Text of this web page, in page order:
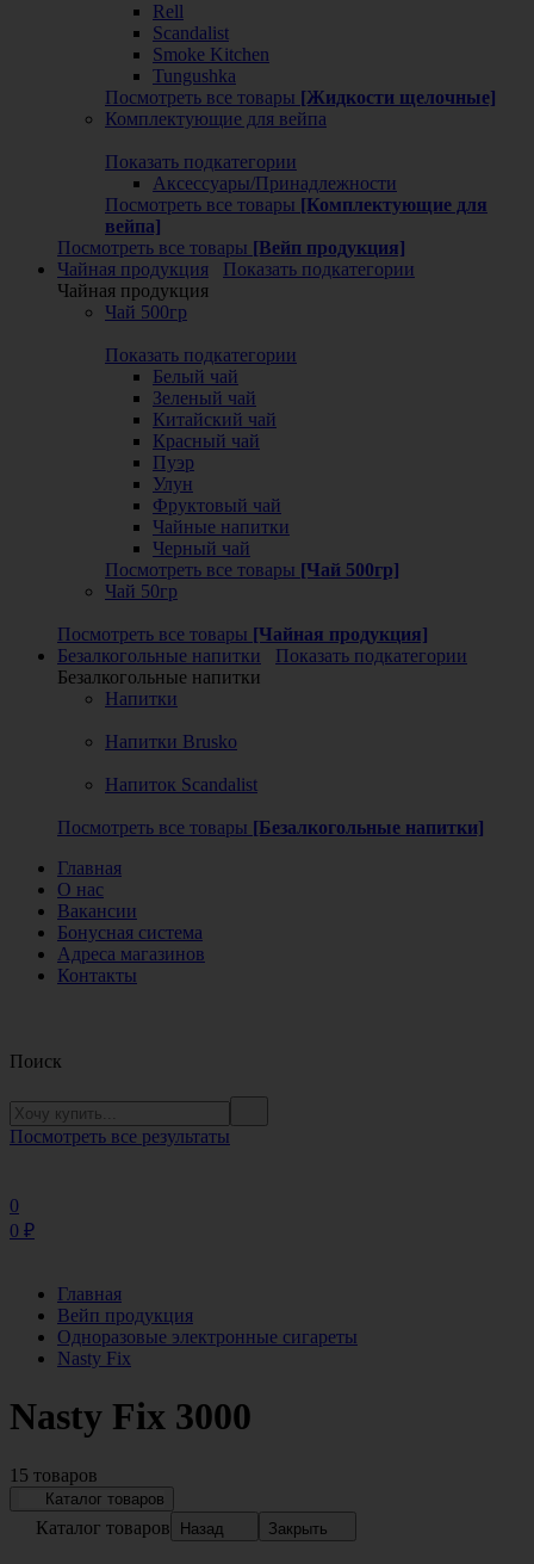
Rell
Scandalist
Smoke Kitchen
Tungushka
Посмотреть все товары [Жидкости щелочные]
Комплектующие для вейпа
Показать подкатегории
Аксессуары/Принадлежности
Посмотреть все товары [Комплектующие для
вейпа]
Посмотреть все товары [Вейп продукция]
Чайная продукция
Показать подкатегории
Чайная продукция
Чай 500гр
Показать подкатегории
Белый чай
Зеленый чай
Китайский чай
Красный чай
Пуэр
Улун
Фруктовый чай
Чайные напитки
Черный чай
Посмотреть все товары [Чай 500гр]
Чай 50гр
Посмотреть все товары [Чайная продукция]
Безалкогольные напитки
Показать подкатегории
Безалкогольные напитки
Напитки
Напитки Brusko
Напиток Scandalist
Посмотреть все товары [Безалкогольные напитки]
Главная
О нас
Вакансии
Бонусная система
Адреса магазинов
Контакты
Поиск
Посмотреть все результаты
0
0 ₽
Главная
Вейп продукция
Одноразовые электронные сигареты
Nasty Fix
Nasty Fix 3000
15 товаров
Каталог товаров
Каталог товаров Назад Закрыть